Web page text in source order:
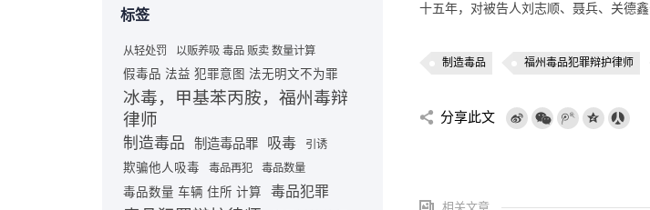
十五年，对被告人刘志顺、聂兵、关德
制造毒品 福州毒品犯罪辩护律师
分享此文
相关文章
标签
从轻处罚 以贩养吸 毒品 贩卖 数量计算
假毒品 法益 犯罪意图 法无明文不为罪
冰毒，甲基苯丙胺，福州毒辩
律师
制造毒品 制造毒品罪 吸毒 引诱
欺骗他人吸毒 毒品再犯 毒品数量
毒品数量 车辆 住所 计算 毒品犯罪